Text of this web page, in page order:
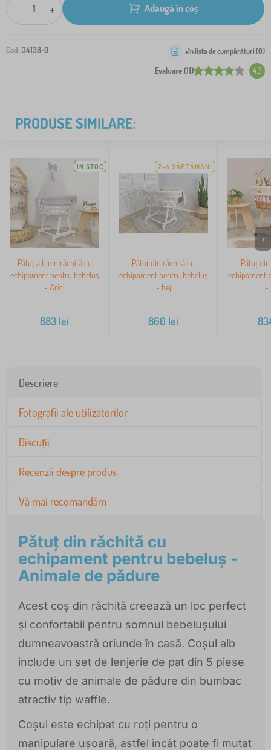
- + Adaugă în coș
Cod: 34138-0
Evaluare (11) 4.3
+în lista de cumpărături (0)
PRODUSE SIMILARE:
IN STOC
Pătuț alb din răchită cu
echipament pentru bebeluș
- Arici
883 lei
2-4 SĂPTĂMÂNI
Pătuț din răchită cu
echipament pentru bebeluș
- bej
860 lei
Pătuț
echipament
-
>
Descriere
Fotografii ale utilizatorilor
Discuții
Recenzii despre produs
Vă mai recomandăm
Pătuț din răchită cu
echipament pentru bebeluș -
Animale de pădure
Acest coș din răchită creează un loc perfect
și confortabil pentru somnul bebelușului
dumneavoastră oriunde în casă. Coșul alb
include un set de lenjerie de pat din 5 piese
cu motiv de animale de pădure din bumbac
atractiv tip waffle.
Coșul este echipat cu roți pentru o
manipulare ușoară, astfel încât poate fi mutat